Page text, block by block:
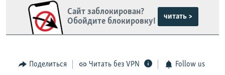
Сайт заблокирован?
Обойдите блокировку!
читать >
Поделиться Читать без VPN Follow us